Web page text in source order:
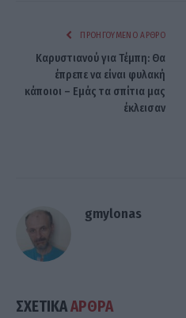
ΠΡΟΗΓΟΎΜΕΝΟ ΆΡΘΡΟ
Καρυστιανού για Τέμπη: Θα
έπρεπε να είναι φυλακή
κάποιοι – Εμάς τα σπίτια μας
έκλεισαν
gmylonas
ΣΧΕΤΙΚΑΑΡΘΡΑ